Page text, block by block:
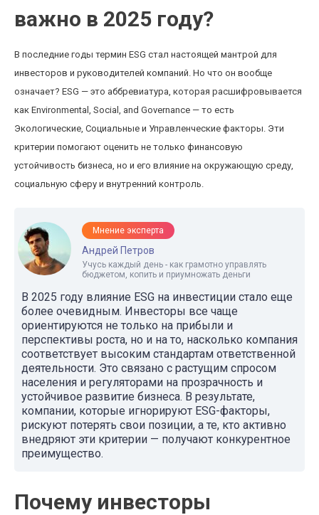
важно в 2025 году?
В последние годы термин ESG стал настоящей мантрой для
инвесторов и руководителей компаний. Но что он вообще
означает? ESG — это аббревиатура, которая расшифровывается
как Environmental, Social, and Governance — то есть
Экологические, Социальные и Управленческие факторы. Эти
критерии помогают оценить не только финансовую
устойчивость бизнеса, но и его влияние на окружающую среду,
социальную сферу и внутренний контроль.
Мнение эксперта
Андрей Петров
Учусь каждый день - как грамотно управлять
бюджетом, копить и приумножать деньги
В 2025 году влияние ESG на инвестиции стало еще
более очевидным. Инвесторы все чаще
ориентируются не только на прибыли и
перспективы роста, но и на то, насколько компания
соответствует высоким стандартам ответственной
деятельности. Это связано с растущим спросом
населения и регуляторами на прозрачность и
устойчивое развитие бизнеса. В результате,
компании, которые игнорируют ESG-факторы,
рискуют потерять свои позиции, а те, кто активно
внедряют эти критерии — получают конкурентное
преимущество.
Почему инвесторы